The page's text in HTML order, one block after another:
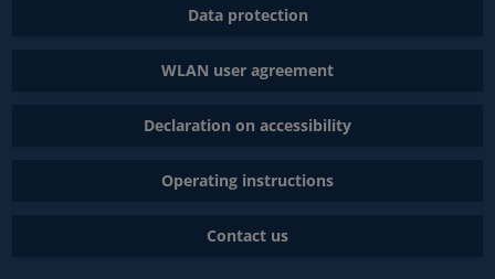
Data protection
WLAN user agreement
Declaration on accessibility
Operating instructions
Contact us